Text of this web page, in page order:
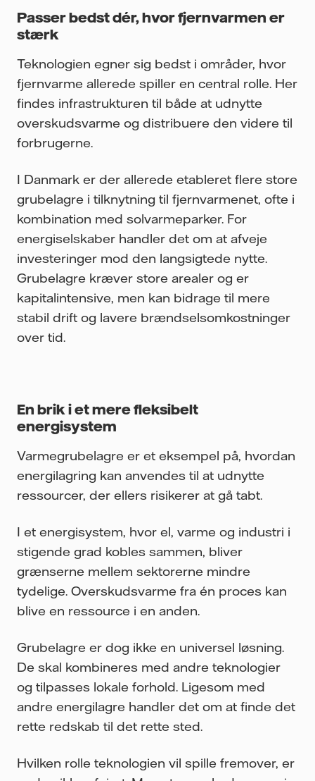
Passer bedst dér, hvor fjernvarmen er
stærk
Teknologien egner sig bedst i områder, hvor
fjernvarme allerede spiller en central rolle. Her
findes infrastrukturen til både at udnytte
overskudsvarme og distribuere den videre til
forbrugerne.
I Danmark er der allerede etableret flere store
grubelagre i tilknytning til fjernvarmenet, ofte i
kombination med solvarmeparker. For
energiselskaber handler det om at afveje
investeringer mod den langsigtede nytte.
Grubelagre kræver store arealer og er
kapitalintensive, men kan bidrage til mere
stabil drift og lavere brændselsomkostninger
over tid.
En brik i et mere fleksibelt
energisystem
Varmegrubelagre er et eksempel på, hvordan
energilagring kan anvendes til at udnytte
ressourcer, der ellers risikerer at gå tabt.
I et energisystem, hvor el, varme og industri i
stigende grad kobles sammen, bliver
grænserne mellem sektorerne mindre
tydelige. Overskudsvarme fra én proces kan
blive en ressource i en anden.
Grubelagre er dog ikke en universel løsning.
De skal kombineres med andre teknologier
og tilpasses lokale forhold. Ligesom med
andre energilagre handler det om at finde det
rette redskab til det rette sted.
Hvilken rolle teknologien vil spille fremover, er